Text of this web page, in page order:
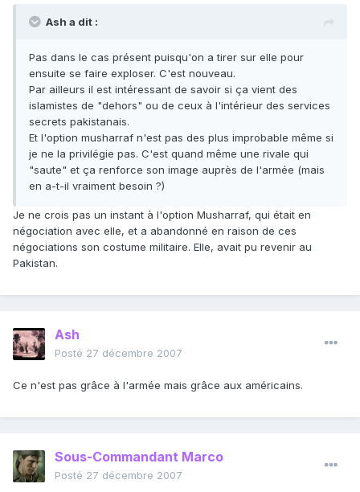
Ash a dit :
Pas dans le cas présent puisqu'on a tirer sur elle pour
ensuite se faire exploser. C'est nouveau.
Par ailleurs il est intéressant de savoir si ça vient des
islamistes de "dehors" ou de ceux à l'intérieur des services
secrets pakistanais.
Et l'option musharraf n'est pas des plus improbable même si
je ne la privilégie pas. C'est quand même une rivale qui
"saute" et ça renforce son image auprès de l'armée (mais
en a-t-il vraiment besoin ?)
Je ne crois pas un instant à l'option Musharraf, qui était en
négociation avec elle, et a abandonné en raison de ces
négociations son costume militaire. Elle, avait pu revenir au
Pakistan.
Ash
Posté 27 décembre 2007
Ce n'est pas grâce à l'armée mais grâce aux américains.
Sous-Commandant Marco
Posté 27 décembre 2007